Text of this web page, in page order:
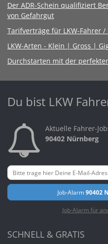
Der ADR-Schein qualifiziert
von Gefahrgut
Tarifverträge für LKW-Fahrer
LKW-Arten - Klein | Gross |
Durchstarten mit der
Du bist LKW
Aktuelle Fahrer-
90402 Nürnberg
Job-Alarm90402
Job-Alarm für
SCHNELL & GRATIS